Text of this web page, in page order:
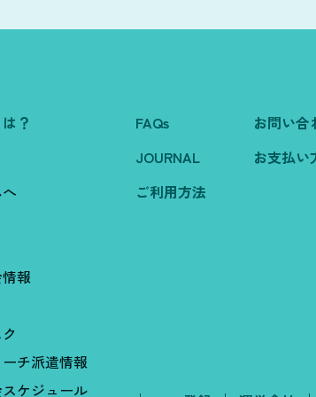
？
報
チ派遣情報
ケジュール
FAQs
JOURNAL
ご利用方法
お問い合
お支払い